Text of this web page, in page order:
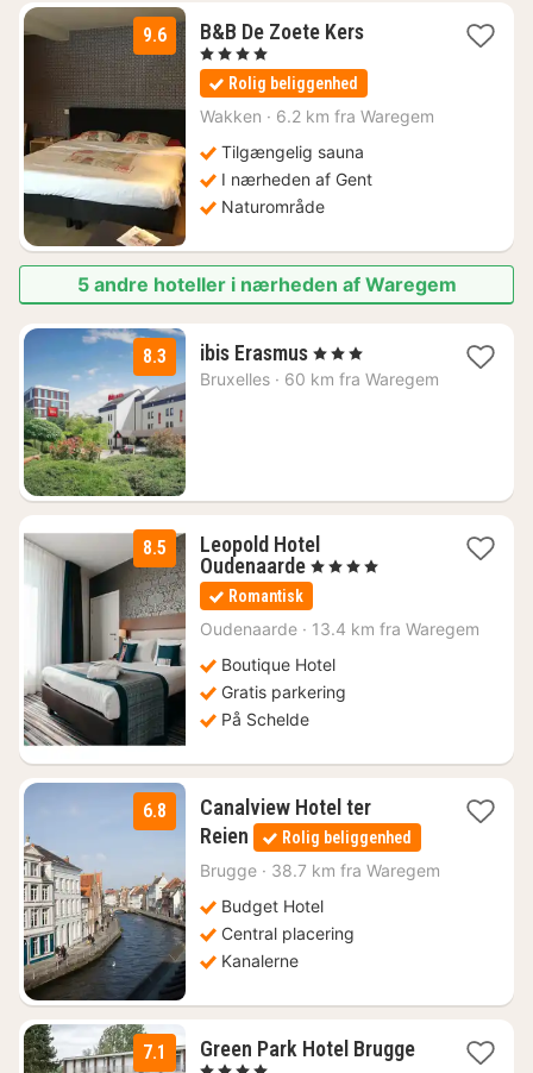
9.6 B&B De Zoete Kers1
fra
1197
kr.
, 4 Stjerner
Rolig beliggenhed
Wakken · 6.2 km fra Waregem
Tilgængelig sauna
I nærheden af Gent
Naturområde
5 andre hoteller i nærheden af Waregem
8.3 ibis Erasmus1
nat
, 3 Stjerner
Bruxelles · 60 km fra Waregem
8.5
Leopold Hotel
Oudenaarde1
nat
fra
853
, 4 Stjerner
Romantisk
Oudenaarde · 13.4 km fra Waregem
Boutique Hotel
Gratis parkering
På Schelde
6.8
Canalview Hotel ter
Reien 1
nat
fra
kr.
Rolig beliggenhed
Brugge · 38.7 km fra Waregem
Budget Hotel
Central placering
Kanalerne
7.1 Green Park Hotel Brugge1